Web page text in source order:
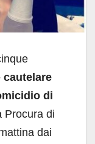
cautelare
di
Procura di
dai